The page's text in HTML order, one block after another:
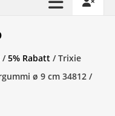
/5% Rabatt / Trixie
ø 9 cm 34812 /